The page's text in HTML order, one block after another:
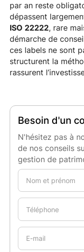
par an reste
dépassent
ISO 22222, rare
démarche de
ces labels ne sont
structurent la
rassurent
Besoin d'un
N'hésitez pas à
de nos conseils
gestion de